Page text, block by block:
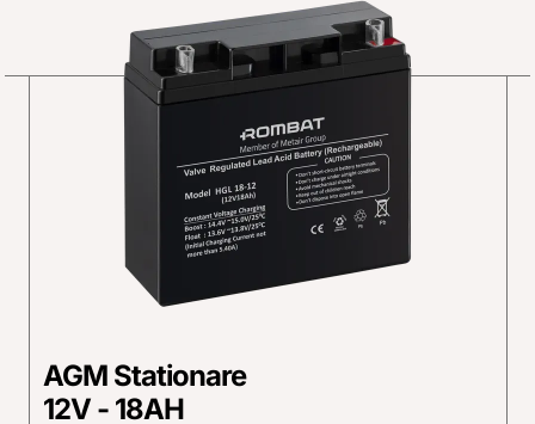
AGM Stationare
12V - 18AH